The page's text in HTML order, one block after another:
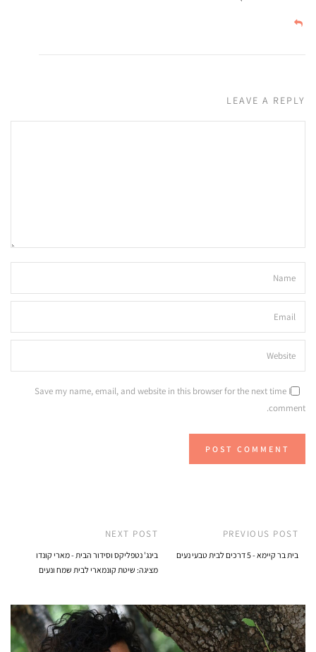
LEAVE A REPLY
Save my name, email, and website in this browser for the next time I
comment.
PREVIOUS POST
בית בר קיימא - 5 דרכים לבית טבעי נעים
NEXT POST
בינג' נטפליקס וסידור הבית - מארי קונדו
מציגה: שיטת קונמארי לבית שמח ונעים